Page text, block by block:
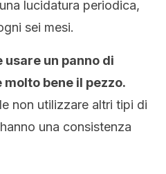
lucidatura periodica,
sei mesi.
usare un panno di
bene il pezzo.
non utilizzare altri tipi di
una consistenza